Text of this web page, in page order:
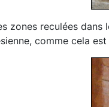
zones reculées
comme cela